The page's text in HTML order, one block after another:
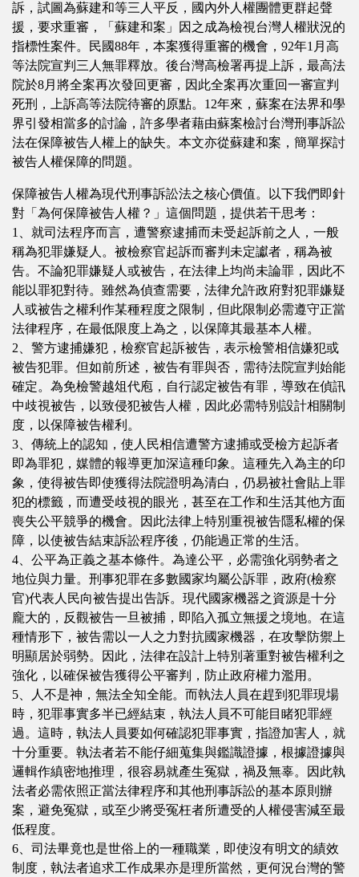
訴，試圖為蘇建和等三人平反，國內外人權團體更群起聲
援，要求重審，「蘇建和案」因之成為檢視台灣人權狀況的
指標性案件。民國88年，本案獲得重審的機會，92年1月高
等法院宣判三人無罪釋放。後台灣高檢署再提上訴，最高法
院於8月將全案再次發回更審，因此全案再次重回一審宣判
死刑，上訴高等法院待審的原點。12年來，蘇案在法界和學
界引發相當多的討論，許多學者藉由蘇案檢討台灣刑事訴訟
法在保障被告人權上的缺失。本文亦從蘇建和案，簡單探討
被告人權保障的問題。
保障被告人權為現代刑事訴訟法之核心價值。以下我們即針
對「為何保障被告人權？」這個問題，提供若干思考：
1、就司法程序而言，遭警察逮捕而未受起訴前之人，一般
稱為犯罪嫌疑人。被檢察官起訴而審判未定讞者，稱為被
告。不論犯罪嫌疑人或被告，在法律上均尚未論罪，因此不
能以罪犯對待。雖然為偵查需要，法律允許政府對犯罪嫌疑
人或被告之權利作某種程度之限制，但此限制必需遵守正當
法律程序，在最低限度上為之，以保障其最基本人權。
2、警方逮捕嫌犯，檢察官起訴被告，表示檢警相信嫌犯或
被告犯罪。但如前所述，被告有罪與否，需待法院宣判始能
確定。為免檢警越俎代庖，自行認定被告有罪，導致在偵訊
中歧視被告，以致侵犯被告人權，因此必需特別設計相關制
度，以保障被告權利。
3、傳統上的認知，使人民相信遭警方逮捕或受檢方起訴者
即為罪犯，媒體的報導更加深這種印象。這種先入為主的印
象，使得被告即使獲得法院證明為清白，仍易被社會貼上罪
犯的標籤，而遭受歧視的眼光，甚至在工作和生活其他方面
喪失公平競爭的機會。因此法律上特別重視被告隱私權的保
障，以使被告結束訴訟程序後，仍能過正常的生活。
4、公平為正義之基本條件。為達公平，必需強化弱勢者之
地位與力量。刑事犯罪在多數國家均屬公訴罪，政府(檢察
官)代表人民向被告提出告訴。現代國家機器之資源是十分
龐大的，反觀被告一旦被捕，即陷入孤立無援之境地。在這
種情形下，被告需以一人之力對抗國家機器，在攻擊防禦上
明顯居於弱勢。因此，法律在設計上特別著重對被告權利之
強化，以確保被告獲得公平審判，防止政府權力濫用。
5、人不是神，無法全知全能。而執法人員在趕到犯罪現場
時，犯罪事實多半已經結束，執法人員不可能目睹犯罪經
過。這時，執法人員要如何確認犯罪事實，指證加害人，就
十分重要。執法者若不能仔細蒐集與鑑識證據，根據證據與
邏輯作縝密地推理，很容易就產生冤獄，禍及無辜。因此執
法者必需依照正當法律程序和其他刑事訴訟的基本原則辦
案，避免冤獄，或至少將受冤枉者所遭受的人權侵害減至最
低程度。
6、司法畢竟也是世俗上的一種職業，即使沒有明文的績效
制度，執法者追求工作成果亦是理所當然，更何況台灣的警